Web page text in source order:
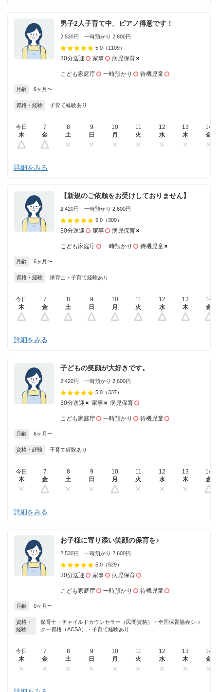
男子2人子育て中。ピアノ得意です！
2,530円 一時預かり 2,600円
5.0 （1109）
30分送迎 家事 病児保育
こども家庭庁 一時預かり 待機児童
月齢 6ヶ月〜
資格・経験 子育て経験あり
今日
木
7
金
8
土
9
日
10
月
11
火
12
水
13
木
14
金
詳細をみる
【新規のご依頼をお受けしておりません】
2,420円 一時預かり 2,600円
5.0 （309）
30分送迎 家事 病児保育
こども家庭庁 一時預かり 待機児童
月齢 6ヶ月〜
資格・経験 保育士・子育て経験あり
今日
木
7
金
8
土
9
日
10
月
11
火
12
水
13
木
14
金
詳細をみる
子どもの笑顔が大好きです。
2,420円 一時預かり 2,600円
5.0 （337）
30分送迎 家事 病児保育
こども家庭庁 一時預かり 待機児童
月齢 6ヶ月〜
資格・経験 子育て経験あり
今日
木
7
金
8
土
9
日
10
月
11
火
12
水
13
木
14
金
詳細をみる
お子様に寄り添い笑顔の保育を♪
2,530円 一時預かり 2,600円
5.0 （529）
30分送迎 家事 病児保育
こども家庭庁 一時預かり 待機児童
月齢 0ヶ月〜
資格・
経験
保育士・チャイルドカウンセラー（民間資格）・全国保育協会シッ
ター資格（ACSA）・子育て経験あり
今日
木
7
金
8
土
9
日
10
月
11
火
12
水
13
木
14
金